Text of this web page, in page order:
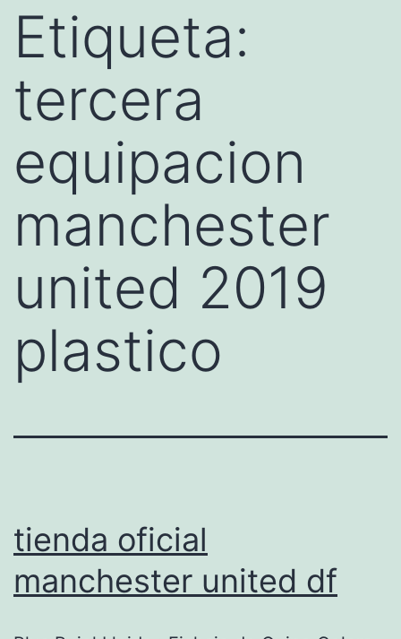
Etiqueta:
tercera
equipacion
manchester
united 2019
plastico
tienda oficial
manchester united df